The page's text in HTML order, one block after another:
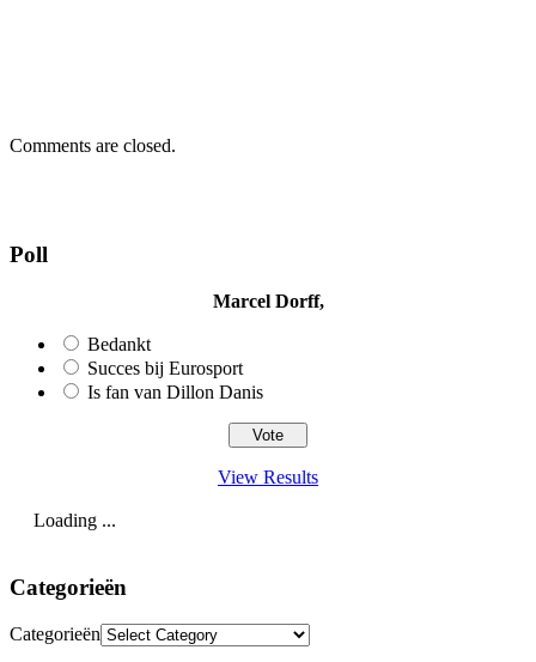
Comments are closed.
Poll
Marcel Dorff,
Bedankt
Succes bij Eurosport
Is fan van Dillon Danis
View Results
Loading ...
Categorieën
Categorieën